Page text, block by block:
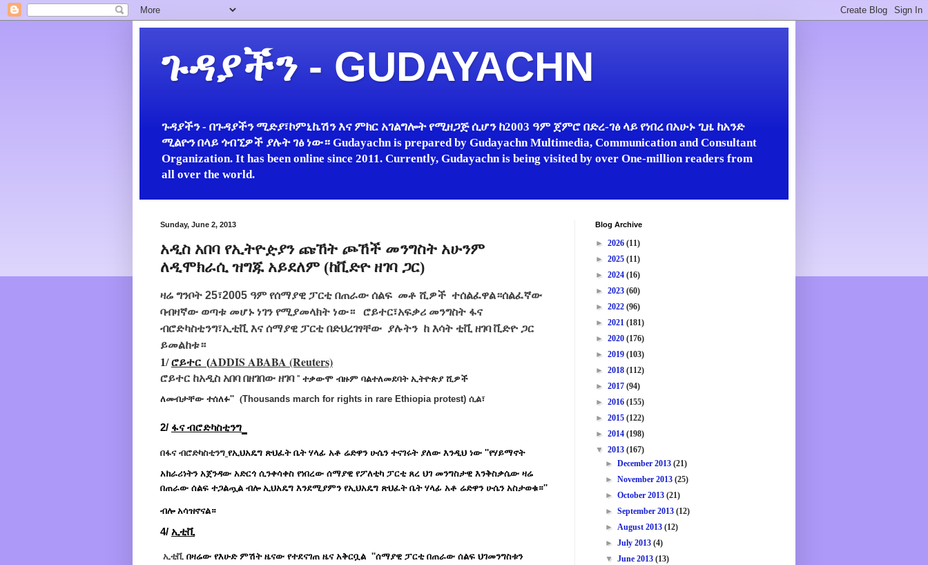
ጉዳያችን - GUDAYACHN
ጉዳያችን - በጉዳያችን ሚድያ፣ኮምኒኬሽን እና ምክር አገልግሎት የሚዘጋጅ ሲሆን ከ2003 ዓም ጀምሮ በድረ-ገፅ ላይ የነበረ በአሁኑ ጊዜ ከአንድ
ሚልዮን በላይ ጎብኚዎች ያሉት ገፅ ነው። Gudayachn is prepared by Gudayachn Multimedia, Communication and Consultant
Organization. It has been online since 2011. Currently, Gudayachn is being visited by over One-million readers from
all over the world.
Sunday, June 2, 2013
አዲስ አበባ የኢትዮዽያን ጩኸት ጮኸች መንግስት አሁንም
ለዲሞክራሲ ዝግጁ አይደለም (ከቪድዮ ዘገባ ጋር)
ዛሬ ግንቦት 25፣2005 ዓም የሰማያዊ ፓርቲ በጠራው ሰልፍ መቶ ሺዎች ተሰልፈዋል።ሰልፈኛው
ባብዛኛው ወጣቱ መሆኑ ነገን የሚያመላክት ነው።
ሮይተር፣አፍቃሪ መንግስት ፋና
ብሮድካስቲንግ፣ኢቲቪ እና ሰማያዊ ፓርቲ በድህረገፃቸው ያሉትን ከ እሳት ቲቪ ዘገባ ቪድዮ ጋር
ይመልከቱ።
1/ሮይተር (ADDIS ABABA (Reuters)
ሮይተር ከአዲስ አበባ በዘገበው ዘገባ '' ተቃውሞ ብዙም ባልተለመደባት ኢትዮጵያ ሺዎች
ለመብታቸው ተሰለፉ'' (Thousands march for rights in rare Ethiopia protest) ሲል፣
2/ ፋና ብሮድካስቲንግ
በፋና ብሮድካስቲንግ የኢህአዴግ ጽህፈት ቤት ሃላፊ አቶ ሬድዋን ሁሴን ተናገሩት ያለው እንዲህ ነው ''የሃይማኖት
አክራሪነትን አጀንዳው አድርጎ ሲንቀሳቀስ የነበረው ሰማያዊ የፖለቲካ ፓርቲ ጸረ ህገ መንግስታዊ እንቅስቃሴው ዛሬ
በጠራው ሰልፍ ተጋልጧል ብሎ ኢህአዴግ እንደሚያምን የኢህአዴግ ጽህፈት ቤት ሃላፊ አቶ ሬድዋን ሁሴን አስታወቁ።''
ብሎ አሳዝኖናል።
4/ ኢቲቪ
ኢቲቪ በዛሬው የእሁድ ምሽት ዜናው የተደናገጠ ዜና አቅርቧል ''ሰማያዊ ፓርቲ በጠራው ሰልፍ ህገመንግስቱን
Blog Archive
► 2026 (11)
► 2025 (11)
► 2024 (16)
► 2023 (60)
► 2022 (96)
► 2021 (181)
► 2020 (176)
► 2019 (103)
► 2018 (112)
► 2017 (94)
► 2016 (155)
► 2015 (122)
► 2014 (198)
▼ 2013 (167)
►December 2013(21)
►November 2013(25)
►October 2013(21)
►September 2013(12)
►August 2013(12)
►July 2013(4)
▼June 2013(13)